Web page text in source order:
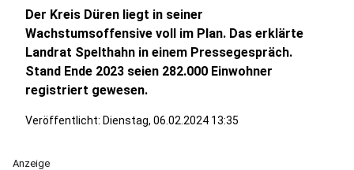
Der Kreis Düren liegt in seiner
Wachstumsoffensive voll im Plan. Das erklärte
Landrat Spelthahn in einem Pressegespräch.
Stand Ende 2023 seien 282.000 Einwohner
registriert gewesen.
Veröffentlicht: Dienstag, 06.02.2024 13:35
Anzeige